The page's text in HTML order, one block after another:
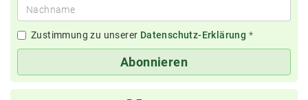
Zustimmung zu unserer Datenschutz-Erklärung *
Abonnieren